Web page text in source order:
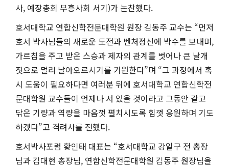
사, 예장총회 부흥사회 서기)가 논찬했다.
호서대학교 연합신학전문대학원 원장 김동주 교수는 “먼저
호서 박사님들의 새로운 도전과 벤처정신에 박수를 보내며,
가르침을 주고 받은 스승과 제자의 관계를 벗어나 큰 날개
짓으로 멀리 날아오르시기를 기원한다”며 “그 과정에서 혹
시 도움이 필요하다면 여러분 뒤에 호서대학교 연합신학전
문대학원 교수들이 언제나 서 있을 것이라고 그동안 갈고
닦은 기량과 역량을 마음껏 펼치시도록 힘껏 응원하며 기도
하겠다”고 격려사를 전했다.
호서박사포럼 황인태 대표는 “호서대학교 강일구 전 총장
님과 김대현 총장님, 연합신학전문대학원 김동주 원장님을